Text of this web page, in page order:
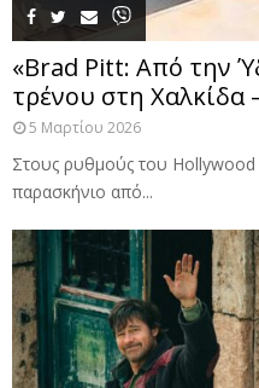
«Brad Pitt: Από την
τρένου στη Χαλκίδα
5 Μαρτίου 2026
Στους ρυθμούς του
παρασκήνιο από...